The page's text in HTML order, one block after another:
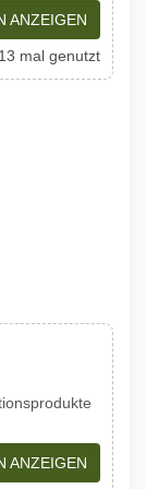
ANZEIGEN
13 mal genutzt
ANZEIGEN